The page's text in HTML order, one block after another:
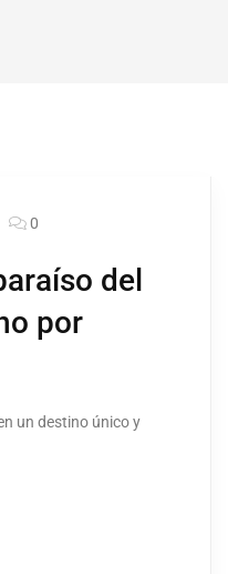
0
del
por
un destino único y